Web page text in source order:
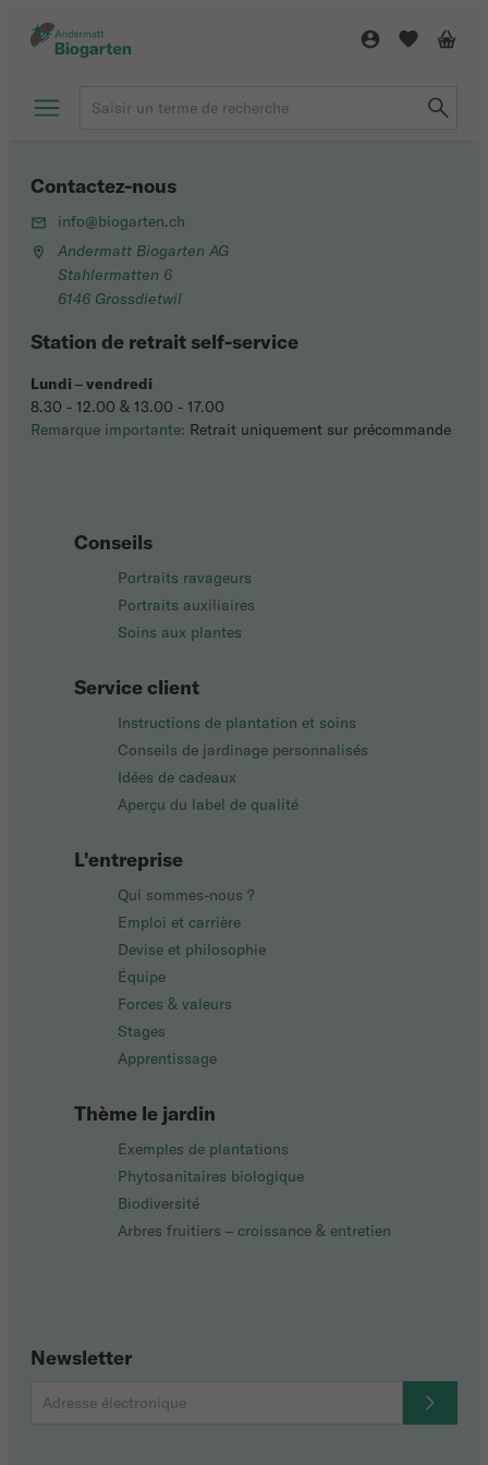
Conseils
Portraits ravageurs
Portraits auxiliaires
Soins aux plantes
Service client
Instructions de plantation et soins
Conseils de jardinage personnalisés
Idées de cadeaux
Aperçu du label de qualité
L'entreprise
Qui sommes-nous ?
Emploi et carrière
Devise et philosophie
Équipe
Forces & valeurs
Stages
Apprentissage
Thème le jardin
Exemples de plantations
Phytosanitaires biologique
Biodiversité
Arbres fruitiers – croissance & entretien
Newsletter
Contactez-nous
info@biogarten.ch
Andermatt Biogarten AG
Stahlermatten 6
6146 Grossdietwil
Station de retrait self-service
Lundi –vendredi
8.30 - 12.00 & 13.00 - 17.00
Remarque importante: Retrait uniquement sur précommande